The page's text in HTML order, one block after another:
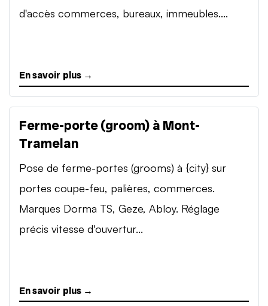
d'accès commerces, bureaux, immeubles....
En savoir plus →
Ferme-porte (groom) à Mont-
Tramelan
Pose de ferme-portes (grooms) à {city} sur
portes coupe-feu, palières, commerces.
Marques Dorma TS, Geze, Abloy. Réglage
précis vitesse d'ouvertur...
En savoir plus →